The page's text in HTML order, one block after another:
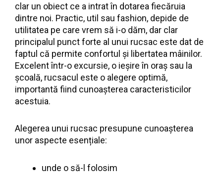
clar un obiect ce a intrat în dotarea fiecăruia
dintre noi. Practic, util sau fashion, depide de
utilitatea pe care vrem să i-o dăm, dar clar
principalul punct forte al unui rucsac este dat de
faptul că permite confortul și libertatea mâinilor.
Excelent într-o excursie, o ieșire în oraș sau la
școală, rucsacul este o alegere optimă,
importantă fiind cunoașterea caracteristicilor
acestuia.
Alegerea unui rucsac presupune cunoașterea
unor aspecte esențiale:
unde o să-l folosim